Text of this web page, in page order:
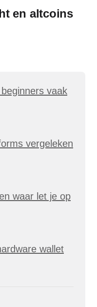
en altcoins
vaak
vergeleken
waar let je op
wallet